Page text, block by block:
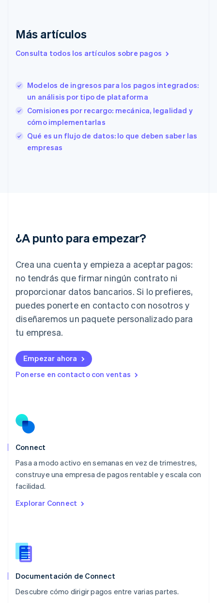
Más artículos
Consulta todos los artículos sobre pagos
Modelos de ingresos para los pagos integrados:
un análisis por tipo de plataforma
Comisiones por recargo: mecánica, legalidad y
cómo implementarlas
Qué es un flujo de datos: lo que deben saber las
empresas
¿A punto para empezar?
Crea una cuenta y empieza a aceptar pagos:
no tendrás que firmar ningún contrato ni
proporcionar datos bancarios. Si lo prefieres,
puedes ponerte en contacto con nosotros y
diseñaremos un paquete personalizado para
tu empresa.
Empezar ahora
Ponerse en contacto con ventas
Connect
Pasa a modo activo en semanas en vez de trimestres,
construye una empresa de pagos rentable y escala con
facilidad.
Explorar Connect
Documentación de Connect
Descubre cómo dirigir pagos entre varias partes.
Eslovaquia
Eslovenia
Estados Unidos
EnglishEspañol简体中文
Estonia
English
EnglishSvenska
Francia
English
Irlanda
Italia
ItalianoEnglish
Japón
日本語
Letonia
English
DeutschEnglish
English
Luxemburgo
FrançaisDeutschEnglish
México
Español
Noruega
Nueva Zelanda
English
Países Bajos
Polonia
RAE de Hong Kong, China
English
Reino Unido
English
English